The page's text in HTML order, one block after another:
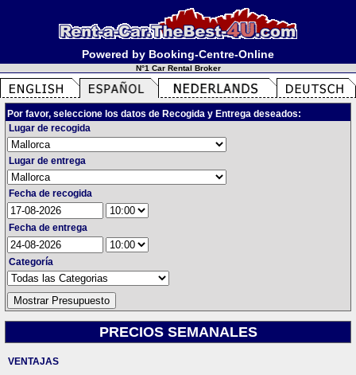
Powered by Booking-Centre-Online
N°1 Car Rental Broker
Por favor, seleccione los datos de Recogida y Entrega deseados:
Lugar de recogida
Lugar de entrega
Fecha de recogida
Fecha de entrega
Categoría
PRECIOS SEMANALES
VENTAJAS